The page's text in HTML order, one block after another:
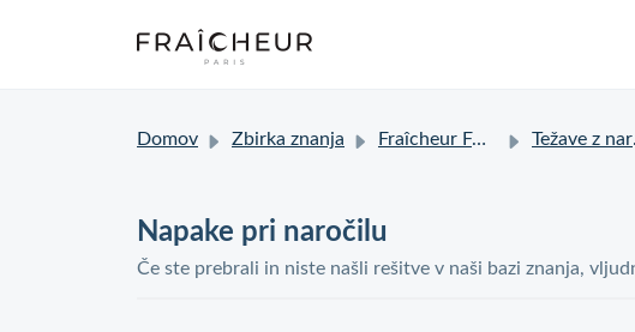
Domov Zbirka znanja Fraîcheur FAQ Težave z naročilom
Napake pri naročilu
Če ste prebrali in niste našli rešitve v naši bazi znanja,